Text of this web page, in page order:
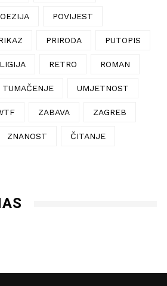
POVIJEST
PRIRODA PUTOPIS
RETRO ROMAN
TUMAČENJE UMJETNOST
ZABAVA ZAGREB
ZNANOST ČITANJE